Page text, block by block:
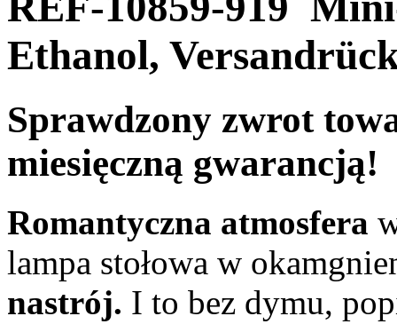
Ethanol,
Sprawdzony zwrot
miesięczną gwarancją!
Romantyczna atmosfera
lampa stołowa w
nastrój. I to bez dymu,